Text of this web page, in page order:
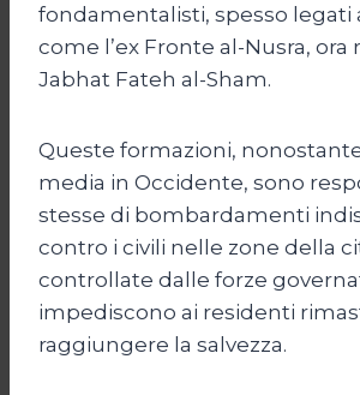
fondamentalisti, spesso legati
come l’ex Fronte al-Nusra, ora
Jabhat Fateh al-Sham.
Queste formazioni,
media in Occidente, sono
stesse di bombardamenti
contro i civili nelle zone della
controllate dalle forze
impediscono ai residenti
raggiungere la salvezza.